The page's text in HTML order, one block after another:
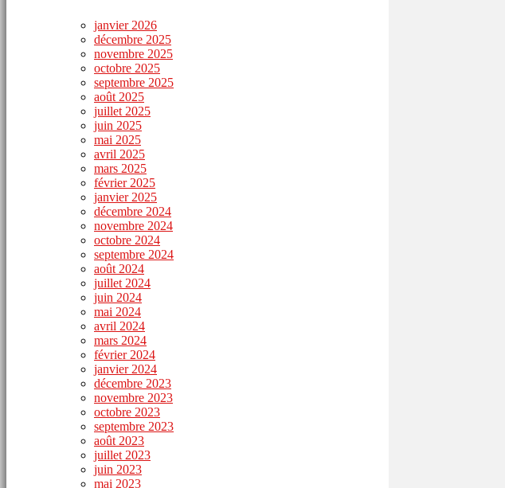
janvier 2026
décembre 2025
novembre 2025
octobre 2025
septembre 2025
août 2025
juillet 2025
juin 2025
mai 2025
avril 2025
mars 2025
février 2025
janvier 2025
décembre 2024
novembre 2024
octobre 2024
septembre 2024
août 2024
juillet 2024
juin 2024
mai 2024
avril 2024
mars 2024
février 2024
janvier 2024
décembre 2023
novembre 2023
octobre 2023
septembre 2023
août 2023
juillet 2023
juin 2023
mai 2023